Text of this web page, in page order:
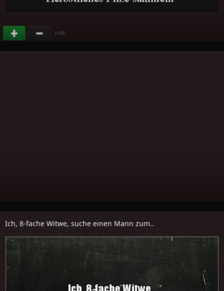
(+16)
Ich, 8-fache Witwe, suche einen Mann zum..